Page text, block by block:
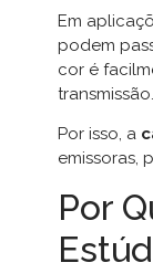
Em
podem
cor é
transmissão.
Por isso, a
emissoras,
Por